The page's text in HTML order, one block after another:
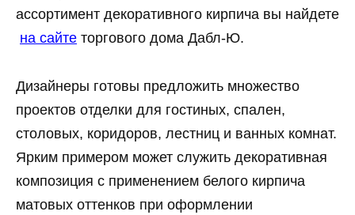
ассортимент декоративного кирпича вы найдете
на сайте торгового дома Дабл-Ю.
Дизайнеры готовы предложить множество
проектов отделки для гостиных, спален,
столовых, коридоров, лестниц и ванных комнат.
Ярким примером может служить декоративная
композиция с применением белого кирпича
матовых оттенков при оформлении